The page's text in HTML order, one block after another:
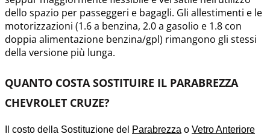
dello spazio per passeggeri e bagagli. Gli allestimenti e le
motorizzazioni (1.6 a benzina, 2.0 a gasolio e 1.8 con
doppia alimentazione benzina/gpl) rimangono gli stessi
della versione più lunga.
QUANTO COSTA SOSTITUIRE IL PARABREZZA
CHEVROLET CRUZE?
Il costo della Sostituzione del Parabrezza o Vetro Anteriore